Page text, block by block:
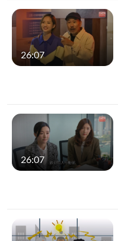
26:07
26:07